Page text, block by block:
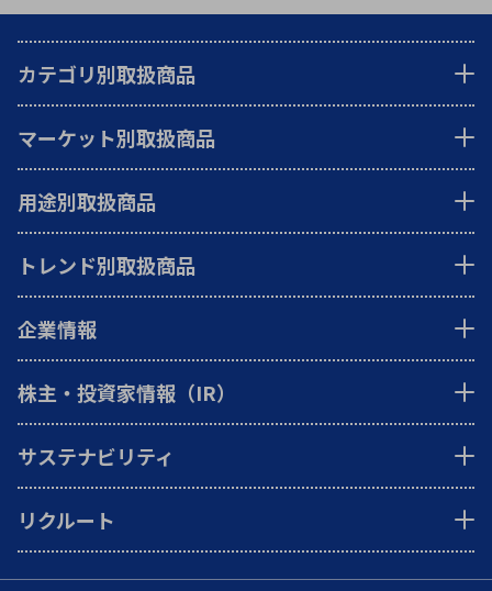
カテゴリ別取扱商品
マーケット別取扱商品
用途別取扱商品
トレンド別取扱商品
企業情報
株主・投資家情報（IR）
サステナビリティ
リクルート